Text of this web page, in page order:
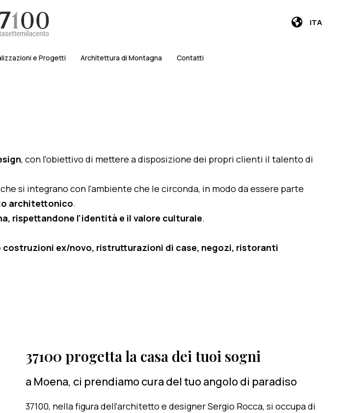
ITA
e Progetti Architettura di Montagna Contatti
, con l'obiettivo di mettere a disposizione dei propri clienti il talento di
si integrano con l'ambiente che le circonda, in modo da essere parte
architettonico.
rispettandone l'identità e il valore culturale.
costruzioni ex/novo, ristrutturazioni di case, negozi, ristoranti
37100 progetta la casa dei tuoi sogni
a Moena, ci prendiamo cura del tuo angolo di paradiso
37100, nella figura dell'architetto e designer Sergio Rocca, si occupa di